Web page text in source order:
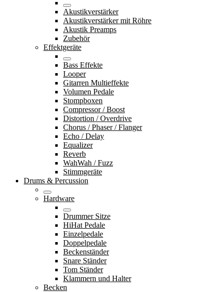
Akustikverstärker
Akustikverstärker mit Röhre
Akustik Preamps
Zubehör
Effektgeräte
Bass Effekte
Looper
Gitarren Multieffekte
Volumen Pedale
Stompboxen
Compressor / Boost
Distortion / Overdrive
Chorus / Phaser / Flanger
Echo / Delay
Equalizer
Reverb
WahWah / Fuzz
Stimmgeräte
Drums & Percussion
Hardware
Drummer Sitze
HiHat Pedale
Einzelpedale
Doppelpedale
Beckenständer
Snare Ständer
Tom Ständer
Klammern und Halter
Becken